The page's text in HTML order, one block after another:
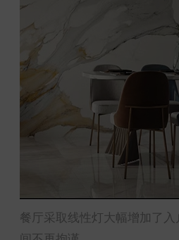
餐厅采取线性灯大幅增加了